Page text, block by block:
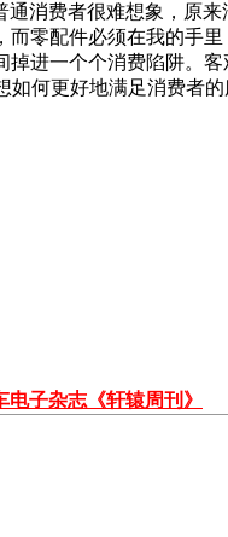
消费者很难想象，原
零配件必须在我的手
进一个个消费陷阱。
何更好地满足消费者的
子杂志《轩辕周刊》